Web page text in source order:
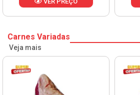
Carnes Variadas
Veja mais